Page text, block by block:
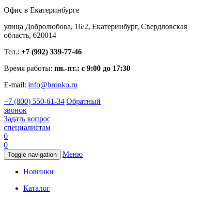
Офис в Екатеринбурге
улица Добролюбова, 16/2, Екатеринбург, Свердловская
область, 620014
Тел.: +7 (992) 339-77-46
Время работы: пн.-пт.: с 9:00 до 17:30
E-mail: info@bronko.ru
+7 (800) 550-61-34 Обратный
звонок
Задать вопрос
специалистам
0
0
Toggle navigation Меню
Новинки
Каталог